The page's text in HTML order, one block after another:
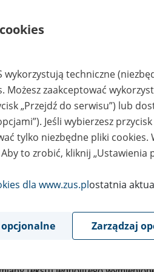
w
March
2014
art. 47 ust. 10j
od dnia 1 kwietnia 2014
z tytułu
wykorzystują techniczne
Możesz zaakceptować
„Przejdź do serwisu”) lub
Jeśli wybierzesz
tylko niezbędne pliki cookies.
to zrobić, kliknij „Ustawienia
dla www.zus.plostatnia
Zarządzaj